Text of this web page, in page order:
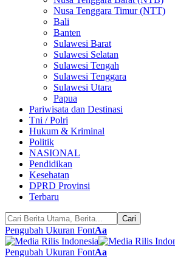
Nusa Tenggara Timur (NTT)
Bali
Banten
Sulawesi Barat
Sulawesi Selatan
Sulawesi Tengah
Sulawesi Tenggara
Sulawesi Utara
Papua
Pariwisata dan Destinasi
Tni / Polri
Hukum & Kriminal
Politik
NASIONAL
Pendidikan
Kesehatan
DPRD Provinsi
Terbaru
Pengubah Ukuran FontAa
Pengubah Ukuran FontAa